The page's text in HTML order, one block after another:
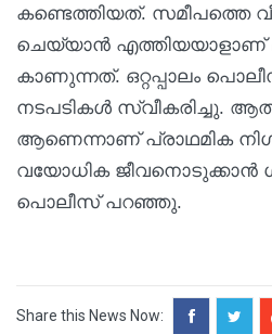
കണ്ടെത്തിയത്. സമീപത്തെ
ചെയ്യാൻ
കാണുന്നത്. ഒറ്റപ്പാലം
നടപടികൾ സ്വീകരിച്ചു.
ആണെന്നാണ് പ്രാഥമിക
വയോധിക ജീവനൊടുക്കാൻ
പൊലീസ് പറഞ്ഞു.
Share this News Now: